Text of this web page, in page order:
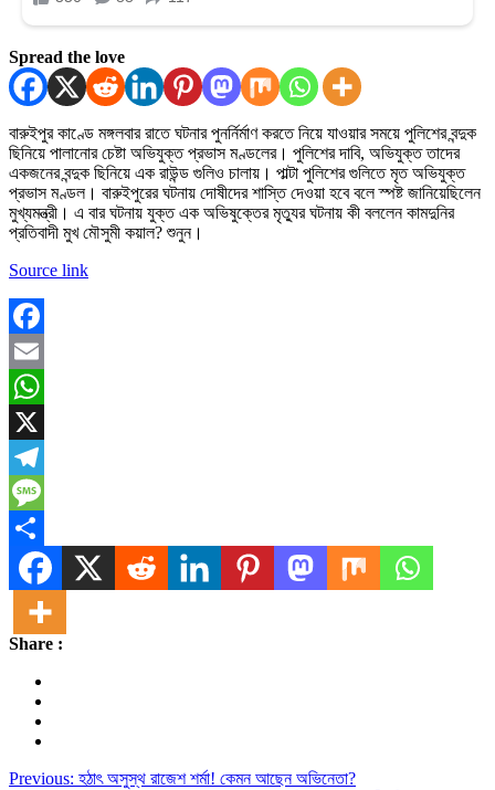
Spread the love
বারুইপুর কাণ্ডে মঙ্গলবার রাতে ঘটনার পুনর্নির্মাণ করতে নিয়ে যাওয়ার সময়ে পুলিশের বন্দুক
ছিনিয়ে পালানোর চেষ্টা অভিযুক্ত প্রভাস মণ্ডলের। পুলিশের দাবি, অভিযুক্ত তাদের
একজনের বন্দুক ছিনিয়ে এক রাউন্ড গুলিও চালায়। পাল্টা পুলিশের গুলিতে মৃত অভিযুক্ত
প্রভাস মণ্ডল। বারুইপুরের ঘটনায় দোষীদের শাস্তি দেওয়া হবে বলে স্পষ্ট জানিয়েছিলেন
মুখ্যমন্ত্রী। এ বার ঘটনায় যুক্ত এক অভিষুক্তের মৃত্যুর ঘটনায় কী বললেন কামদুনির
প্রতিবাদী মুখ মৌসুমী কয়াল? শুনুন।
Source link
Facebook
Email
WhatsApp
X
Telegram
Message
Share
Share :
Post
Previous: হঠাৎ অসুস্থ রাজেশ শর্মা! কেমন আছেন অভিনেতা?